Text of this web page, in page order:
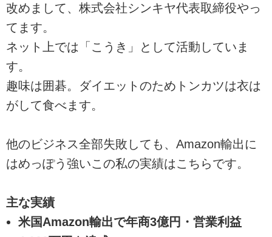
改めまして、株式会社シンキヤ代表取締役やっ
てます。
ネット上では「こうき」として活動していま
す。
趣味は囲碁。ダイエットのためトンカツは衣は
がして食べます。
他のビジネス全部失敗しても、Amazon輸出に
はめっぽう強いこの私の実績はこちらです。
主な実績
米国Amazon輸出で年商3億円・営業利益